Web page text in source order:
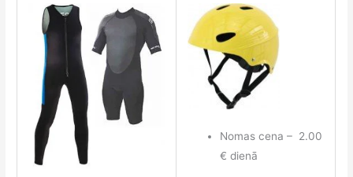
Nomas cena – 2.00
€ dienā